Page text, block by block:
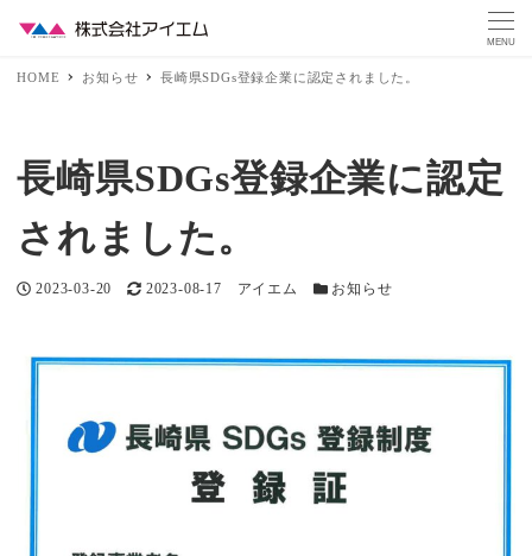
MENU
HOME お知らせ 長崎県SDGs登録企業に認定されました。
長崎県SDGs登録企業に認定
されました。
投稿日
2023-03-20 更新日
2023-08-17 著者
アイエム カテゴリー
お知らせ